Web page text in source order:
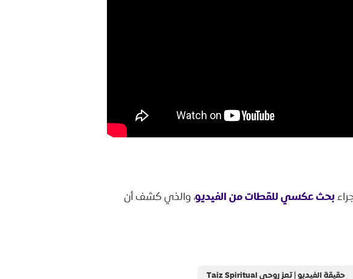
بحث عكسي للقطات من الفيديو، والذي كشف أن
حقيقة الفيديو | تعز روحي Taiz Spiritual